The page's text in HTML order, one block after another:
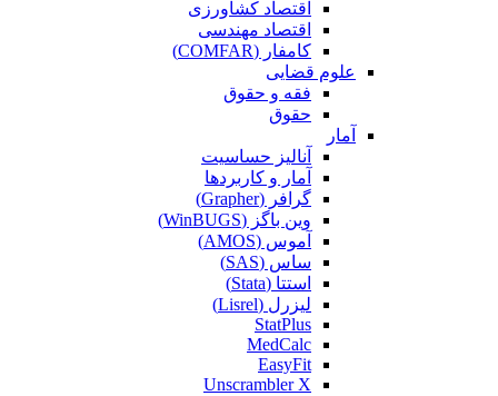
اقتصاد کشاورزی
اقتصاد مهندسی
کامفار (COMFAR)
علوم قضایی
فقه و حقوق
حقوق
آمار
آنالیز حساسیت
آمار و کاربردها
گرافر (Grapher)
وین باگز (WinBUGS)
آموس (AMOS)
ساس (SAS)
استتا (Stata)
لیزرل (Lisrel)
StatPlus
MedCalc
EasyFit
Unscrambler X